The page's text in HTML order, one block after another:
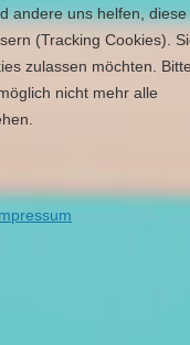
andere uns helfen, diese
(Tracking Cookies).
zulassen möchten.
nicht mehr alle